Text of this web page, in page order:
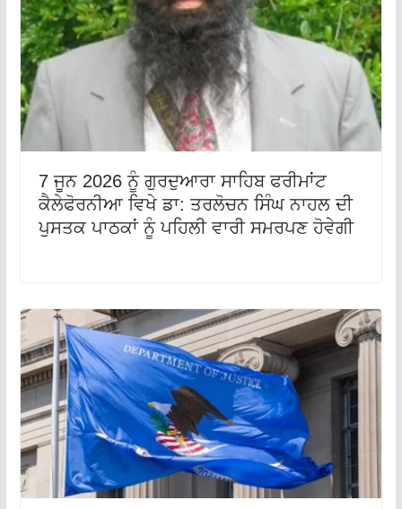
7 ਜੂਨ 2026 ਨੂੰ ਗੁਰਦੁਆਰਾ ਸਾਹਿਬ ਫਰੀਮਾਂਟ
ਕੈਲੇਫੋਰਨੀਆ ਵਿਖੇ ਡਾ: ਤਰਲੋਚਨ ਸਿੰਘ ਨਾਹਲ ਦੀ
ਪੁਸਤਕ ਪਾਠਕਾਂ ਨੂੰ ਪਹਿਲੀ ਵਾਰੀ ਸਮਰਪਣ ਹੋਵੇਗੀ